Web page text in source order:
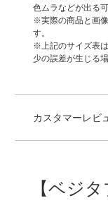
色ムラなどが出る
※実際の商品と画
す。
※上記のサイズ表
少の誤差が生じる
カスタマーレビ
【ベジ